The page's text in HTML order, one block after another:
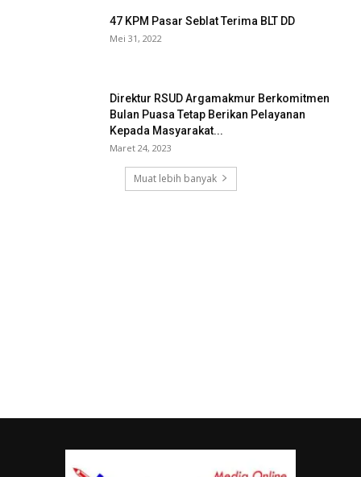
47 KPM Pasar Seblat Terima BLT DD
Mei 31, 2022
Direktur RSUD Argamakmur Berkomitmen
Bulan Puasa Tetap Berikan Pelayanan
Kepada Masyarakat...
Maret 24, 2023
Muat lebih banyak